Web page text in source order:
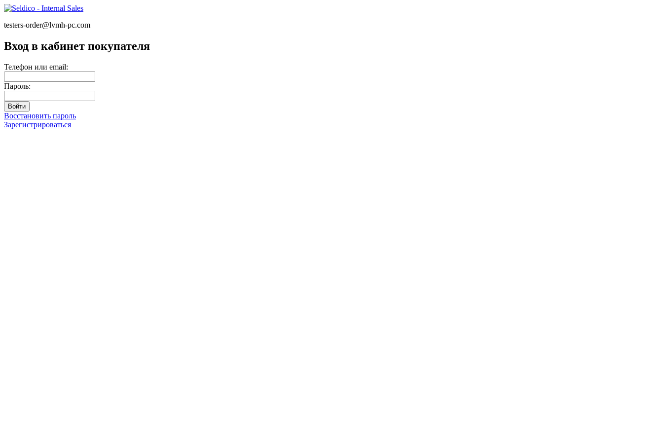
testers-order@lvmh-pc.com
Вход в кабинет покупателя
Телефон или email:
Пароль:
Восстановить пароль
Зарегистрироваться